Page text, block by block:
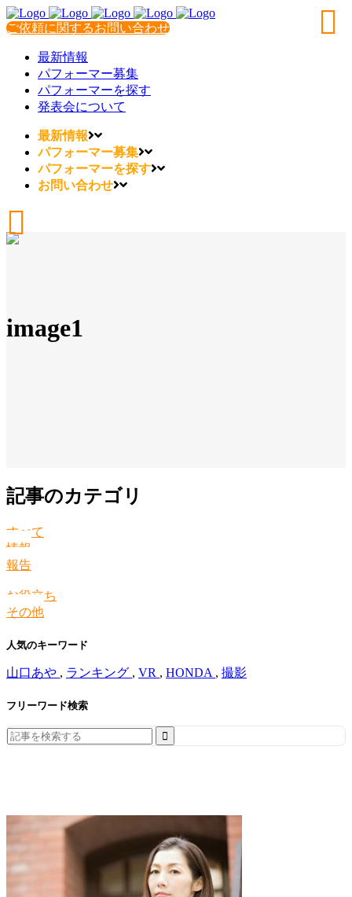
ご依頼に関するお問い合わせ
最新情報
パフォーマー募集
パフォーマーを探す
発表会について
最新情報
パフォーマー募集
パフォーマーを探す
お問い合わせ
image1
記事のカテゴリ
すべて
情報
報告
お役立ち
その他
人気のキーワード
山口あや , ランキング , VR , HONDA , 撮影
フリーワード検索
Search
for: